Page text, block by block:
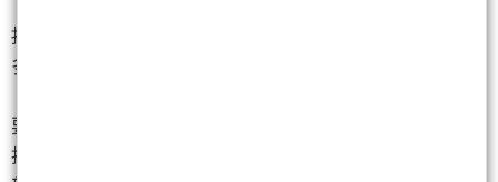
投顧紛紛上修目標點位，市場氣氛轉為「強烈看
多」，預期這波多頭將延續至7月。
要受惠於電子權值股強勢帶動及AI需求爆發，有助於
提振投資人信心，吸引資金持續流入，短線台指期有